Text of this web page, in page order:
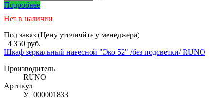
Подробнее
Нет в наличии
Под заказ (Цену уточняйте у менеджера)
4 350 руб.
Шкаф зеркальный навесной "Эко 52" /без подсветки/ RUNO
Производитель
RUNO
Артикул
УТ000001833